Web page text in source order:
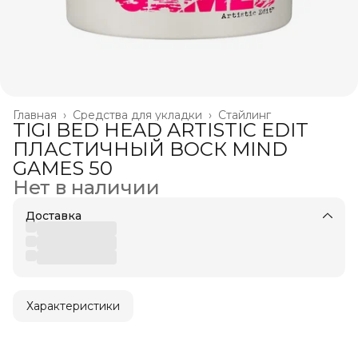
Стайлинг
Средства для укладки ›
Главная ›
TIGI BED HEAD ARTISTIC EDIT
ПЛАСТИЧНЫЙ ВОСК MIND
GAMES 50
Нет в наличии
Доставка
Характеристики